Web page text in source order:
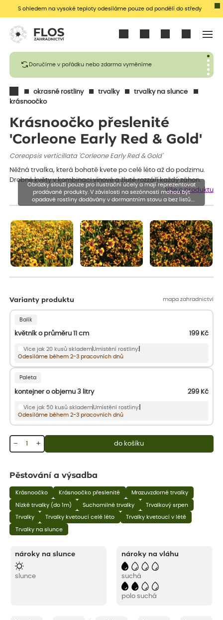
S ohledem na vysoké teploty odesíláme pouze od pondělí do středy
Doručíme v pořádku nebo zdarma vyměníme
okrasné rostliny trvalky
trvalky na slunce
krásnoočko
Krásnoočko přeslenité
'Corleone Early Red & Gold'
Coreopsis verticillata 'Corleone Early Red & Gold'
Něžná trvalka, která bohatě kvete po celé léto až do podzimu.
Drobné květy v kombinaci vínové a žluté rozzáří každý záhon.
Vše o produktu
Varianty produktu mapa zahradnictví
Balík
květník o průměru 11 cm 199 Kč
Více jak 20 kusů sklademUmístění rostliny:
Odesíláme během 2-3 pracovních dnů
Paleta
kontejner o objemu 3 litry 299 Kč
Více jak 50 kusů sklademUmístění rostliny:
Odesíláme během 2-3 pracovních dnů
+
− do košíku
Obrázky slouží pouze pro ilustrační účely a mají reprezentovat
prodávané produkty. V závislosti na sezónnosti mohou být
opadavé rostliny dodávány v dormantním stavu a bez listů.
Rostliny mohou být také sestřiženy níže, než je uvedená výška,
Pěstování a výsadba
Krásnoočko Krásnoočko přeslenité Mrazuvzdorné trvalky
Nízké trvalky (do 1m) Suchomilné trvalky Trvalkový srpen
Trvalky Trvalky kvetoucí celé léto Trvalky kvetoucí v létě
Trvalky na slunce
nároky na slunce
slunce
nároky na vláhu
suchá
polo suchá